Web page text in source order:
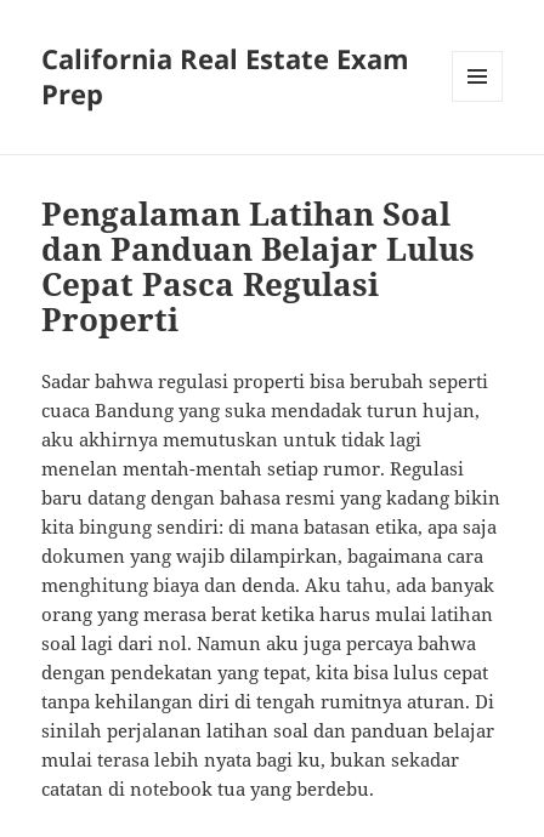
California Real Estate Exam
Prep
Pengalaman Latihan Soal
dan Panduan Belajar Lulus
Cepat Pasca Regulasi
Properti
Sadar bahwa regulasi properti bisa berubah seperti
cuaca Bandung yang suka mendadak turun hujan,
aku akhirnya memutuskan untuk tidak lagi
menelan mentah-mentah setiap rumor. Regulasi
baru datang dengan bahasa resmi yang kadang bikin
kita bingung sendiri: di mana batasan etika, apa saja
dokumen yang wajib dilampirkan, bagaimana cara
menghitung biaya dan denda. Aku tahu, ada banyak
orang yang merasa berat ketika harus mulai latihan
soal lagi dari nol. Namun aku juga percaya bahwa
dengan pendekatan yang tepat, kita bisa lulus cepat
tanpa kehilangan diri di tengah rumitnya aturan. Di
sinilah perjalanan latihan soal dan panduan belajar
mulai terasa lebih nyata bagi ku, bukan sekadar
catatan di notebook tua yang berdebu.